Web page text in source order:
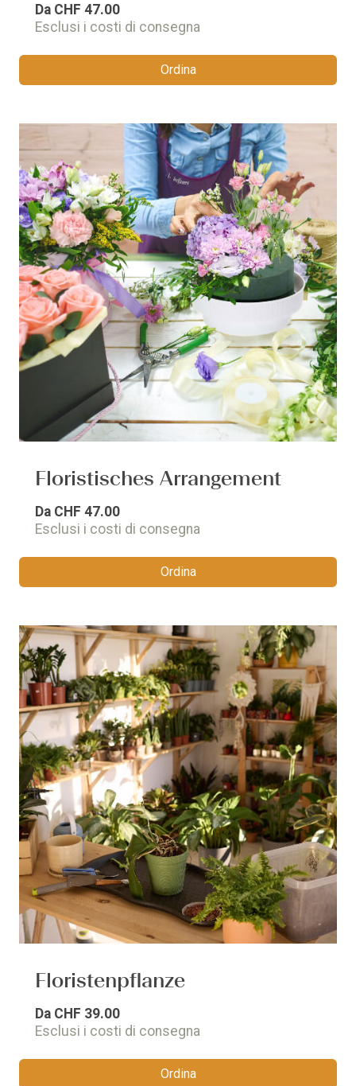
Da CHF 47.00
Esclusi i costi di consegna
Ordina
Floristisches Arrangement
Da CHF 47.00
Esclusi i costi di consegna
Ordina
Floristenpflanze
Da CHF 39.00
Esclusi i costi di consegna
Ordina